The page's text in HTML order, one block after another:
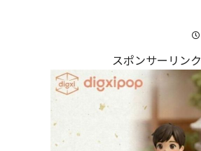
スポンサーリンク